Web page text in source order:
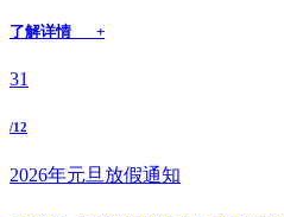
了解详情 +
31
/12
2026年元旦放假通知